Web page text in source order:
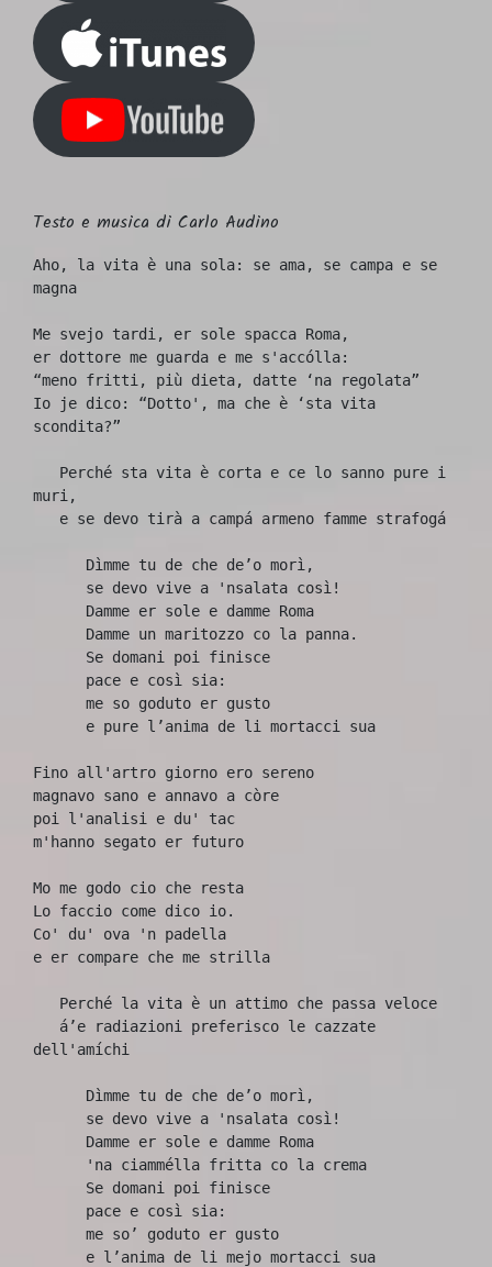
Testo e musica di Carlo Audino
Aho, la vita è una sola: se ama, se campa e se
magna
Me svejo tardi, er sole spacca Roma,
er dottore me guarda e me s'accólla:
“meno fritti, più dieta, datte ‘na regolata”
Io je dico: “Dotto', ma che è ‘sta vita
scondita?”
muri,
   e se devo tirà a campá armeno famme strafogá
      Dìmme tu de che de’o morì,
      se devo vive a 'nsalata così!
      Damme er sole e damme Roma
      Damme un maritozzo co la panna.
      Se domani poi finisce
      pace e così sia:
      me so goduto er gusto
      e pure l’anima de li mortacci sua
Fino all'artro giorno ero sereno
magnavo sano e annavo a còre
poi l'analisi e du' tac
m'hanno segato er futuro
Mo me godo cio che resta
Lo faccio come dico io.
Co' du' ova 'n padella
e er compare che me strilla
   Perché la vita è un attimo che passa veloce
dell'amíchi
      Dìmme tu de che de’o morì,
      se devo vive a 'nsalata così!
      Damme er sole e damme Roma
      'na ciammélla fritta co la crema
      Se domani poi finisce
      pace e così sia:
      me so’ goduto er gusto
      e l’anima de li mejo mortacci sua